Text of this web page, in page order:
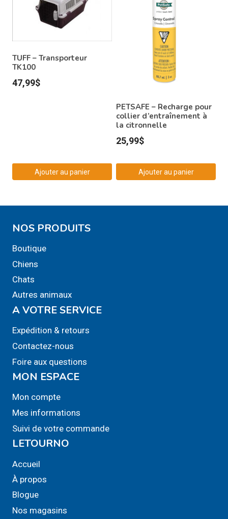
TUFF – Transporteur
TK100
47,99$
Ajouter au panier
PETSAFE – Recharge pour
collier d’entraînement à
la citronnelle
25,99$
Ajouter au panier
NOS PRODUITS
Boutique
Chiens
Chats
Autres animaux
A VOTRE SERVICE
Expédition & retours
Contactez-nous
Foire aux questions
MON ESPACE
Mon compte
Mes informations
Suivi de votre commande
LETOURNO
Accueil
À propos
Blogue
Nos magasins